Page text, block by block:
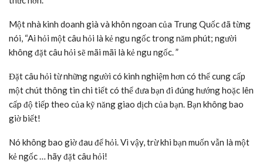
Một nhà kinh doanh già và khôn ngoan của Trung Quốc đã từng
nói, “Ai hỏi một câu hỏi là kẻ ngu ngốc trong năm phút; người
không đặt câu hỏi sẽ mãi mãi là kẻ ngu ngốc. ”
Đặt câu hỏi từ những người có kinh nghiệm hơn có thể cung cấp
một chút thông tin chi tiết có thể đưa bạn đi đúng hướng hoặc lên
cấp độ tiếp theo của kỹ năng giao dịch của bạn. Bạn không bao
giờ biết!
Nó không bao giờ đau để hỏi. Vì vậy, trừ khi bạn muốn vẫn là một
kẻ ngốc … hãy đặt câu hỏi!